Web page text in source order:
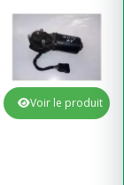
Voir le produit